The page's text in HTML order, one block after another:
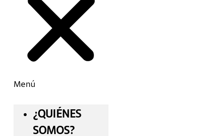
Menú
¿QUIÉNES
SOMOS?